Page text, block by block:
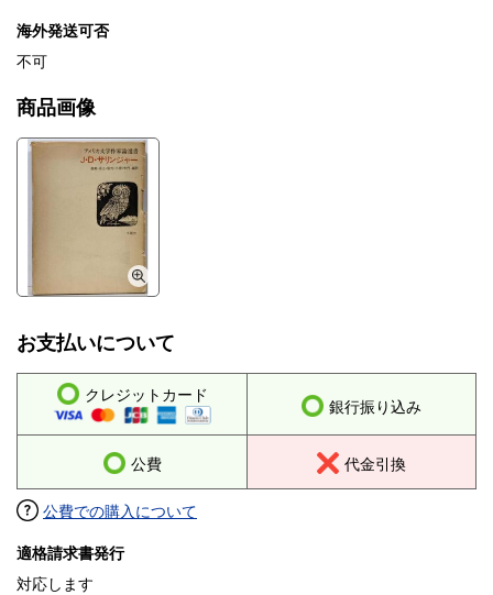
海外発送可否
不可
商品画像
お支払いについて
クレジットカード
銀行振り込み
公費 代金引換
公費での購入について
適格請求書発行
対応します